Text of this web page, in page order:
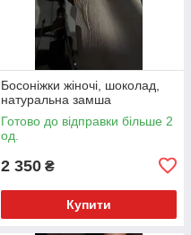
Босоніжки жіночі, шоколад,
натуральна замша
Готово до відправки більше 2
од.
2 350 ₴
Купити